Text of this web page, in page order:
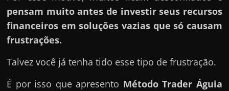
pensam muito antes de investir seus recursos
financeiros em soluções vazias que só causam
frustrações.
Talvez você já tenha tido esse tipo de frustração.
É por isso que apresento Método Trader Águia